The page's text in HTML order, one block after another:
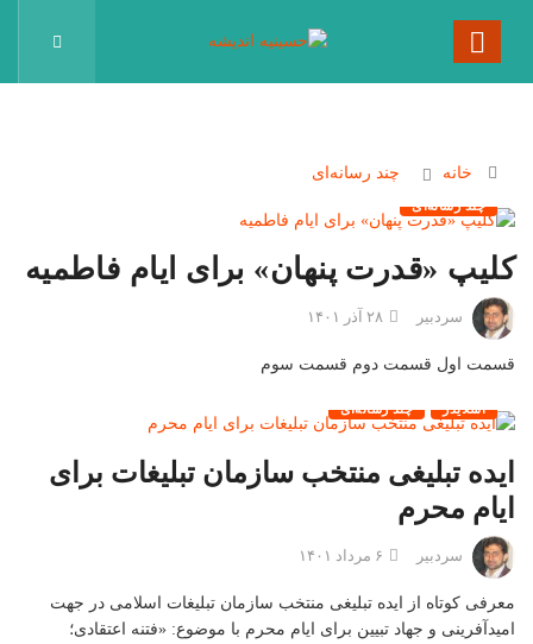
خانه چند رسانه‌ای
چند رسانه‌ای
کلیپ «قدرت پنهان» برای ایام فاطمیه
سردبیر
قسمت اول قسمت دوم قسمت سوم
اسلایدر چند رسانه‌ای
ایده تبلیغی منتخب سازمان تبلیغات برای
ایام محرم
سردبیر
معرفی کوتاه از ایده تبلیغی منتخب سازمان تبلیغات اسلامی در جهت
امیدآفرینی و جهاد تبیین برای ایام محرم با موضوع: «فتنه اعتقادی؛